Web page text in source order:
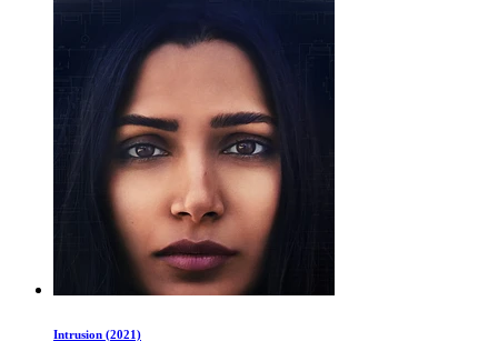
Intrusion (2021)